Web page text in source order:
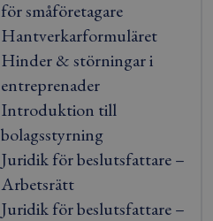
för småföretagare
Hantverkarformuläret
Hinder & störningar i
entreprenader
Introduktion till
bolagsstyrning
Juridik för beslutsfattare –
Arbetsrätt
Juridik för beslutsfattare –